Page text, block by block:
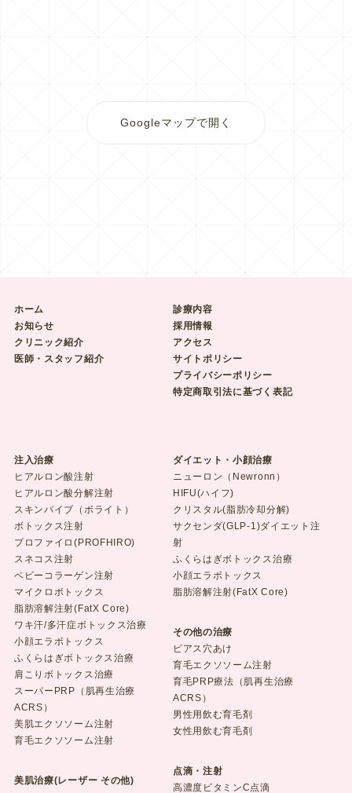
Googleマップで開く
ホーム
お知らせ
クリニック紹介
医師・スタッフ紹介
診療内容
採用情報
アクセス
サイトポリシー
プライバシーポリシー
特定商取引法に基づく表記
注入治療
ヒアルロン酸注射
ヒアルロン酸分解注射
スキンバイブ（ボライト）
ボトックス注射
プロファイロ(PROFHIRO)
スネコス注射
ベビーコラーゲン注射
マイクロボトックス
脂肪溶解注射(FatX Core)
ワキ汗/多汗症ボトックス治療
小顔エラボトックス
ふくらはぎボトックス治療
肩こりボトックス治療
スーパーPRP（肌再生治療
ACRS）
美肌エクソソーム注射
育毛エクソソーム注射
美肌治療(レーザー その他)
ダイエット・小顔治療
ニューロン（Newronn）
HIFU(ハイフ)
クリスタル(脂肪冷却分解)
サクセンダ(GLP-1)ダイエット注
射
ふくらはぎボトックス治療
小顔エラボトックス
脂肪溶解注射(FatX Core)
その他の治療
ピアス穴あけ
育毛エクソソーム注射
育毛PRP療法（肌再生治療
ACRS）
男性用飲む育毛剤
女性用飲む育毛剤
点滴・注射
高濃度ビタミンC点滴